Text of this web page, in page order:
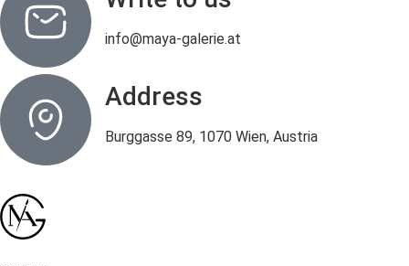
info@maya-galerie.at
Address
Burggasse 89, 1070 Wien, Austria